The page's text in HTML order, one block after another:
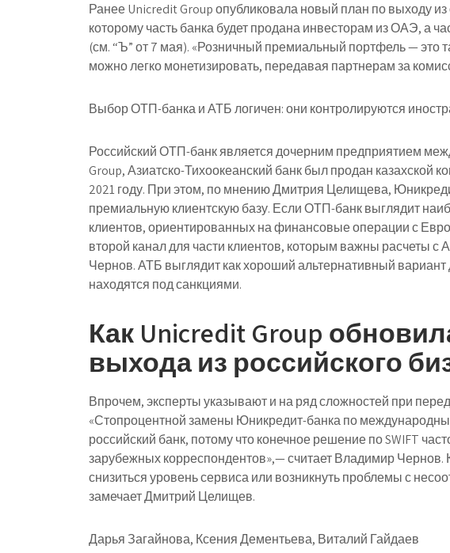
Ранее Unicredit Group опубликовала новый план по выходу из
которому часть банка будет продана инвесторам из ОАЭ, а
(см. “Ъ” от 7 мая). «Розничный премиальный портфель — это
можно легко монетизировать, передавая партнерам за
Выбор ОТП-банка и АТБ логичен: они контролируются
Российский ОТП-банк является дочерним предприятием
Group, Азиатско-Тихоокеанский банк был продан казахской
2021 году. При этом, по мнению Дмитрия Целищева,
премиальную клиентскую базу. Если ОТП-банк выглядит
клиентов, ориентированных на финансовые операции с
второй канал для части клиентов, которым важны расчеты с
Чернов. АТБ выглядит как хороший альтернативный
находятся под санкциями.
Как Unicredit Group
выхода из российского
Впрочем, эксперты указывают и на ряд сложностей при
«Стопроцентной замены Юникредит-банка по
российский банк, потому что конечное решение по SWIFT
зарубежных корреспондентов»,— считает Владимир Чернов.
снизиться уровень сервиса или возникнуть проблемы с
замечает Дмитрий Целищев.
Дарья Загайнова, Ксения Дементьева, Виталий Гайдаев